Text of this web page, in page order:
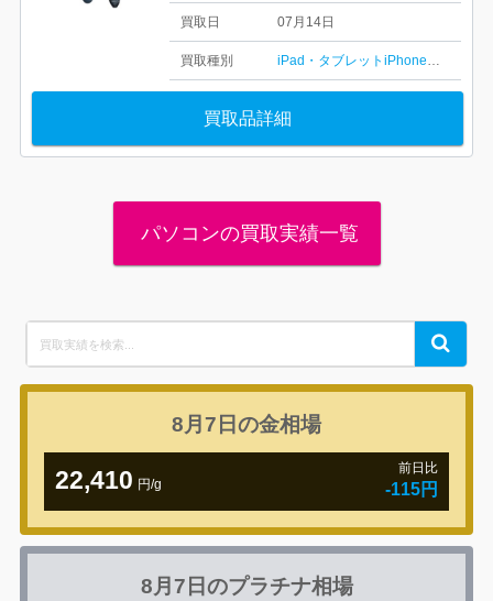
買取日 07月14日
買取種別 iPad・タブレット iPhone・スマホ
買取品詳細
パソコンの買取実績一覧
for:
Search
8月7日の金相場
22,410 円/g
前日比
-115円
8月7日のプラチナ相場